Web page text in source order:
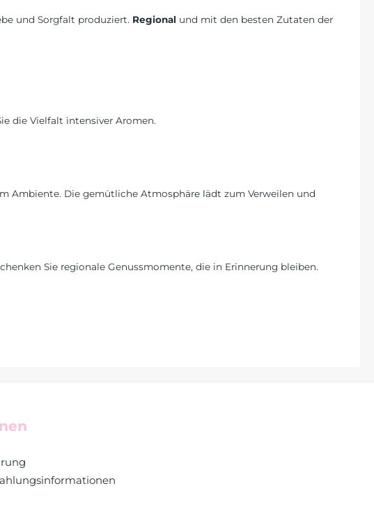
und Sorgfalt produziert. Regional und mit den besten Zutaten der
die Vielfalt intensiver Aromen.
Ambiente. Die gemütliche Atmosphäre lädt zum Verweilen und
Sie regionale Genussmomente, die in Erinnerung bleiben.